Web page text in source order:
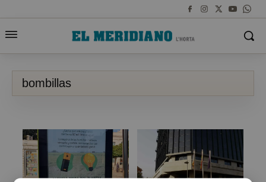
bombillas